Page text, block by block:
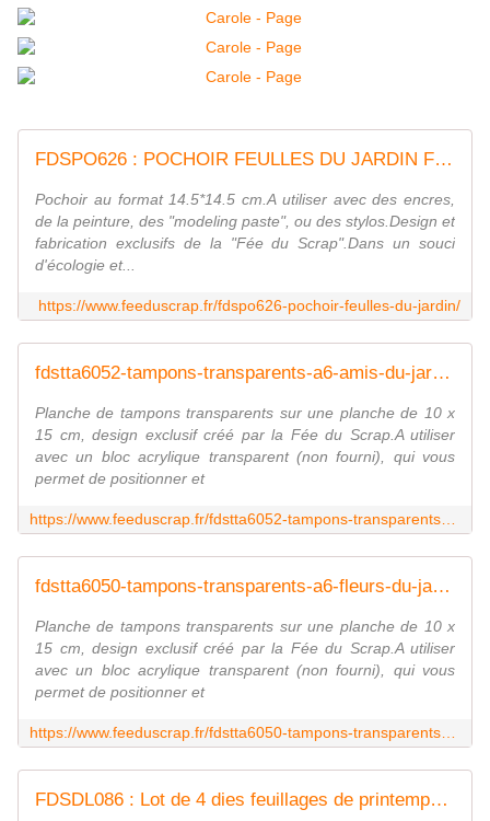
FDSPO626 : POCHOIR FEULLES DU JARDIN Fée du scrap
Pochoir au format 14.5*14.5 cm.A utiliser avec des encres,
de la peinture, des "modeling paste", ou des stylos.Design et
fabrication exclusifs de la "Fée du Scrap".Dans un souci
d'écologie et...
https://www.feeduscrap.fr/fdspo626-pochoir-feulles-du-jardin/
fdstta6052-tampons-transparents-a6-amis-du-jardin FEE DU SCRAP
Planche de tampons transparents sur une planche de 10 x
15 cm, design exclusif créé par la Fée du Scrap.A utiliser
avec un bloc acrylique transparent (non fourni), qui vous
permet de positionner et
fdstta6050-tampons-transparents-a6-fleurs-du-jardin FEE DU SCRAP
Planche de tampons transparents sur une planche de 10 x
15 cm, design exclusif créé par la Fée du Scrap.A utiliser
avec un bloc acrylique transparent (non fourni), qui vous
permet de positionner et
FDSDL086 : Lot de 4 dies feuillages de printemps 2 Fée du Scrap